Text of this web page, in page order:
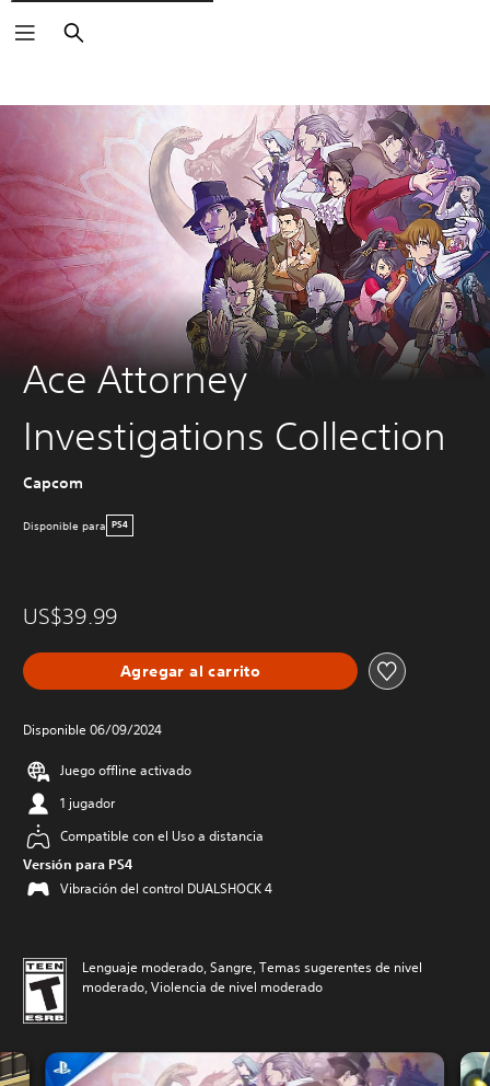
Buscar
Ace Attorney
Investigations Collection
Capcom
Disponible para PS4
US$39.99
Agregar al carrito
Disponible 06/09/2024
Juego offline activado
1 jugador
Compatible con el Uso a distancia
Versión para PS4
Vibración del control DUALSHOCK 4
Lenguaje moderado, Sangre, Temas sugerentes de nivel
moderado, Violencia de nivel moderado